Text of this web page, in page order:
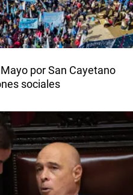
por San Cayetano
sociales